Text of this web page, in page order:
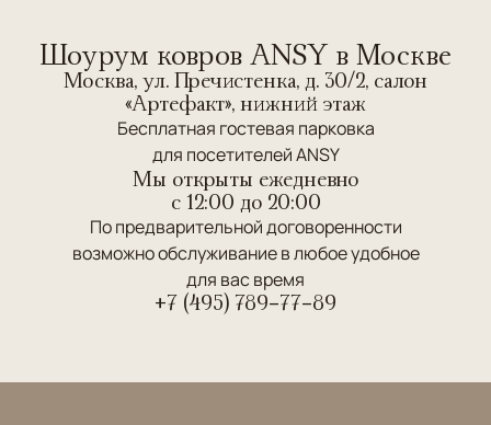
Шоурум ковров ANSY в Москве
Москва, ул. Пречистенка, д. 30/2, салон
«Артефакт», нижний этаж
Бесплатная гостевая парковка
для посетителей ANSY
Мы открыты ежедневно
c 12:00 до 20:00
По предварительной договоренности
возможно обслуживание в любое удобное
для вас время
+7 (495) 789-77-89